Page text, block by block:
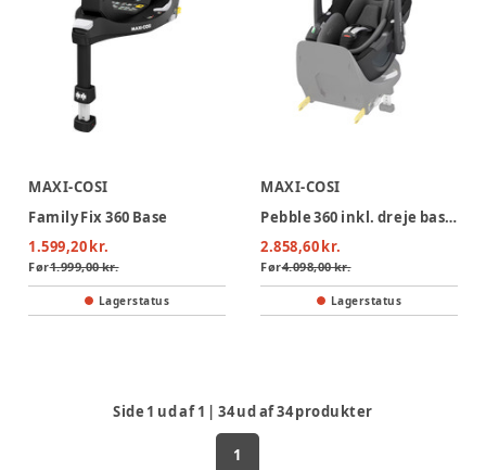
MAXI-COSI
Family Fix 360 Base
1.599,20 kr.
Før1.999,00 kr.
Lagerstatus
MAXI-COSI
Pebble 360 inkl. dreje base - Essential Black
2.858,60 kr.
Før4.098,00 kr.
Lagerstatus
Side 1 ud af1 |34ud af34produkter
1